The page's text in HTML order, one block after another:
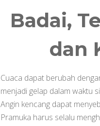
Badai,
dan
Cuaca dapat berubah
menjadi gelap dalam waktu
Angin kencang dapat
Pramuka harus selalu